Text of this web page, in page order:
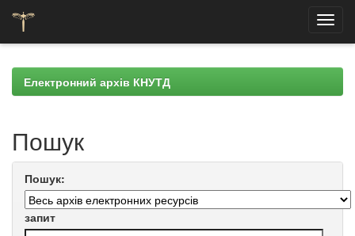
navigationЕлектронний архів КНУТД
Пошук
Пошук:
запит